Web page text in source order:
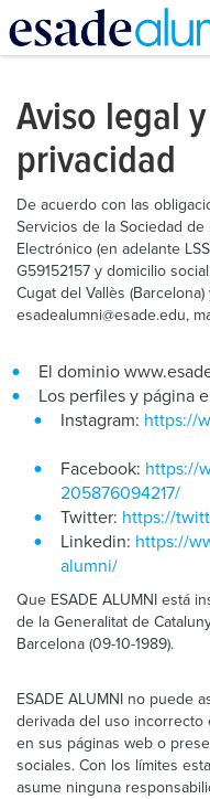
contenido
principal
Aviso legal
privacidad
De acuerdo con las
Servicios de la Sociedad
Electrónico (en adelante
G59152157 y domicilio
Cugat del Vallès
esadealumni@esade.edu,
El dominio
Los perfiles y página
Instagram: https://
Facebook: https://
205876094217/
Twitter: https://
Linkedin: https://
alumni/
Que ESADE ALUMNI está
de la Generalitat de
Barcelona (09-10-1989).
ESADE ALUMNI no puede
derivada del uso incorrecto
en sus páginas web o
sociales. Con los límites
asume ninguna